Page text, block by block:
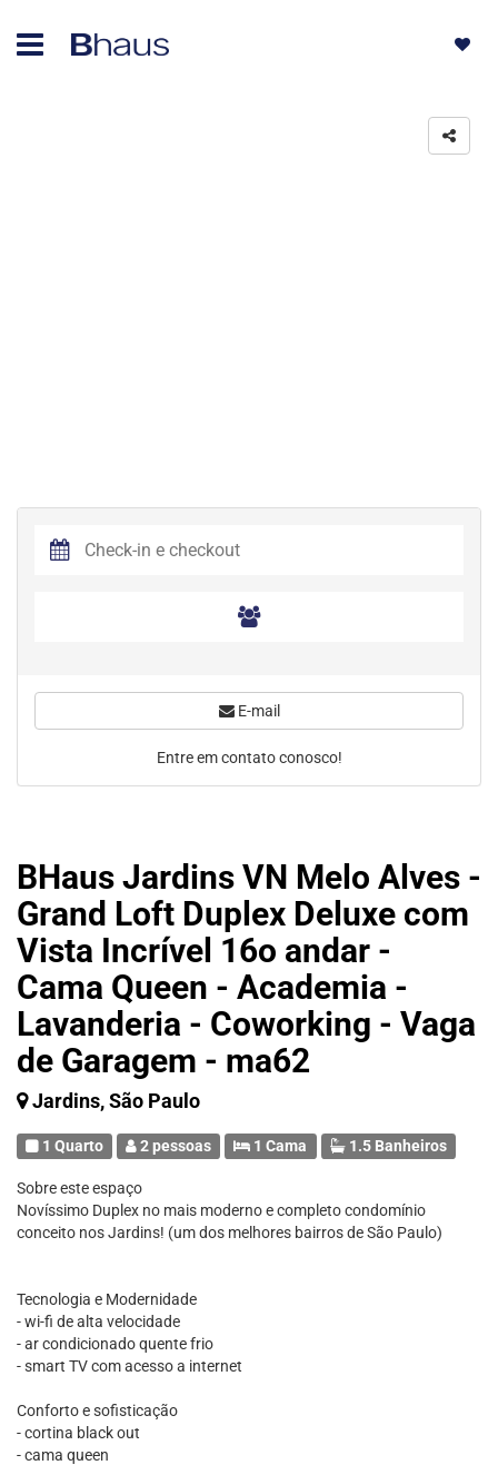
BHaus Jardins VN Melo Alves -
Grand Loft Duplex Deluxe com
Vista Incrível 16o andar -
Cama Queen - Academia -
Lavanderia - Coworking - Vaga
de Garagem - ma62
Jardins, São Paulo
1 Quarto 2 pessoas 1 Cama 1.5 Banheiros
Sobre este espaço
Novíssimo Duplex no mais moderno e completo condomínio
conceito nos Jardins! (um dos melhores bairros de São Paulo)
Tecnologia e Modernidade
- wi-fi de alta velocidade
- ar condicionado quente frio
- smart TV com acesso a internet
Conforto e sofisticação
- cortina black out
- cama queen
E-mail
Entre em contato conosco!